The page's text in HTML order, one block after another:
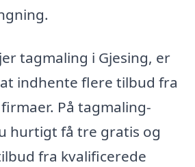
tagmaling i Gjesing, er
indhente flere tilbud fra
På tagmaling-
hurtigt få tre gratis og
fra kvalificerede